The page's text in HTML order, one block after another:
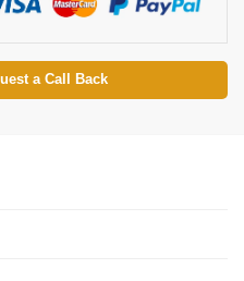
a Call Back